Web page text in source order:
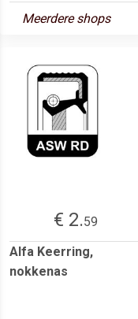
Meerdere shops
€ 2.59
Alfa Keerring,
nokkenas